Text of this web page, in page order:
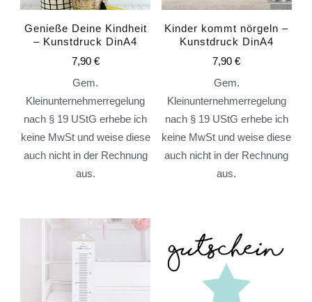
Genieße Deine Kindheit
– Kunstdruck DinA4
7,90 €
Gem.
Kleinunternehmerregelung
nach § 19 UStG erhebe ich
keine MwSt und weise diese
auch nicht in der Rechnung
aus.
Kinder kommt nörgeln –
Kunstdruck DinA4
7,90€
Gem.
Kleinunternehmerregelung
nach § 19 UStG erhebe ich
keine MwSt und weise diese
auch nicht in der Rechnung
aus.